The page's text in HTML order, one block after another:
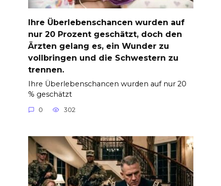
Ihre Überlebenschancen wurden auf
nur 20 Prozent geschätzt, doch den
Ärzten gelang es, ein Wunder zu
vollbringen und die Schwestern zu
trennen.
Ihre Überlebenschancen wurden auf nur 20
% geschätzt
0 302